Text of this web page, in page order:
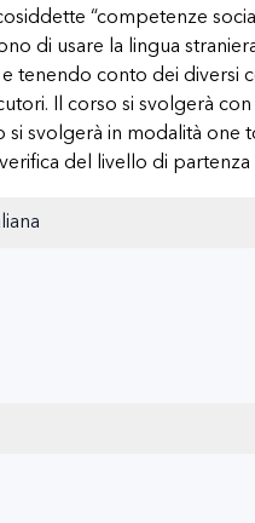
“competenze
di usare la lingua
e tenendo conto dei diversi
Il corso si svolgerà
si svolgerà in modalità one
del livello di